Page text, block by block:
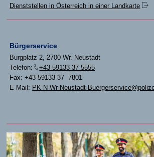
Dienststellen in Österreich in einer Landkarte
Bürgerservice
Burgplatz 2, 2700 Wr. Neustadt
Telefon:
+43 59133 37 5555
Fax: +43 59133 37 7801
E-Mail: PK-N-Wr-Neustadt-